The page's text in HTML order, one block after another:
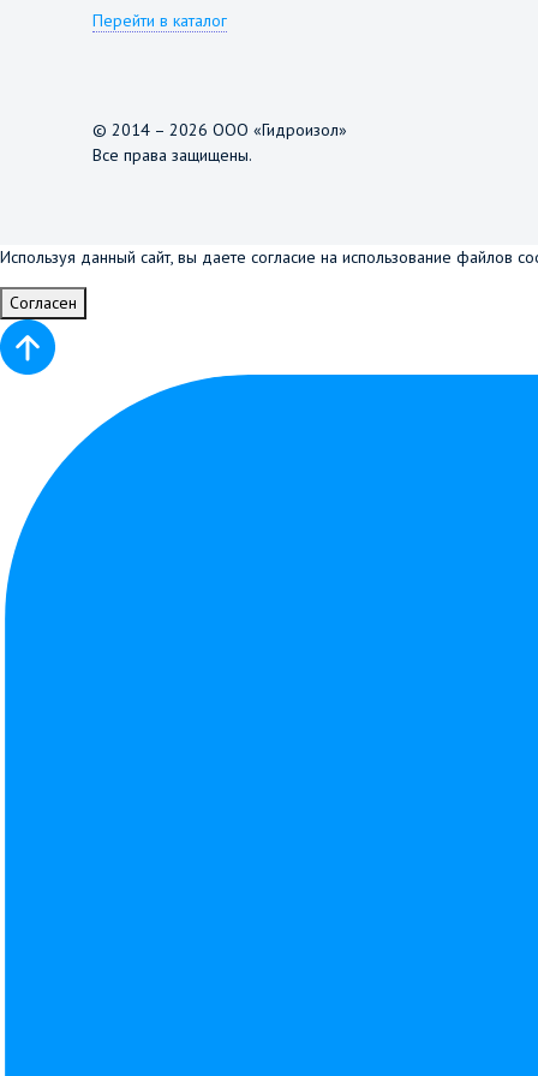
Перейти в каталог
© 2014 – 2026 ООО «Гидроизол»
Все права защищены.
Используя данный сайт, вы даете согласие на использование файлов
Согласен